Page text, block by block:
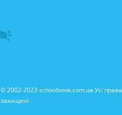
© 2002-2023 schoolbook.com.ua Усі права
захищені